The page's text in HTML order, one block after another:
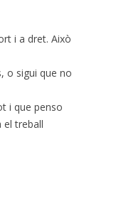
i a dret. Això
o sigui que no
i que penso
el treball